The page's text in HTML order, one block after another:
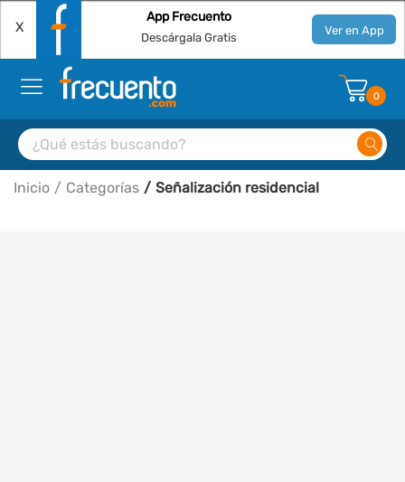
X
App Frecuento
Descárgala Gratis Ver en App
0
Inicio Categorías Señalización residencial